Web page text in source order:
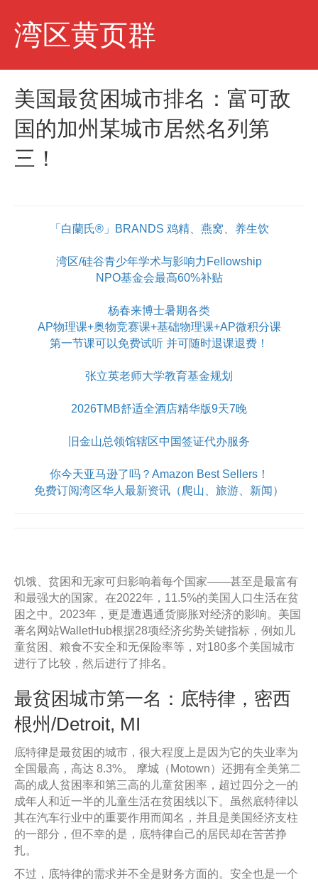
湾区黄页群
u
美国最贫困城市排名：富可敌
国的加州某城市居然名列第
三！
「白蘭氏®」BRANDS 鸡精、燕窝、养生饮
湾区/硅谷青少年学术与影响力Fellowship
NPO基金会最高60%补贴
杨春来博士暑期各类
AP物理课+奥物竞赛课+基础物理课+AP微积分课
第一节课可以免费试听 并可随时退课退费！
张立英老师大学教育基金规划
2026TMB舒适全酒店精华版9天7晚
旧金山总领馆辖区中国签证代办服务
你今天亚马逊了吗？Amazon Best Sellers！
免费订阅湾区华人最新资讯（爬山、旅游、新闻）
饥饿、贫困和无家可归影响着每个国家——甚至是最富有
和最强大的国家。在2022年，11.5%的美国人口生活在贫
困之中。2023年，更是遭遇通货膨胀对经济的影响。美国
著名网站WalletHub根据28项经济劣势关键指标，例如儿
童贫困、粮食不安全和无保险率等，对180多个美国城市
进行了比较，然后进行了排名。
最贫困城市第一名：底特律，密西
根州/Detroit, MI
底特律是最贫困的城市，很大程度上是因为它的失业率为
全国最高，高达 8.3%。 摩城（Motown）还拥有全美第二
高的成人贫困率和第三高的儿童贫困率，超过四分之一的
成年人和近一半的儿童生活在贫困线以下。虽然底特律以
其在汽车行业中的重要作用而闻名，并且是美国经济支柱
的一部分，但不幸的是，底特律自己的居民却在苦苦挣
扎。
不过，底特律的需求并不全是财务方面的。安全也是一个